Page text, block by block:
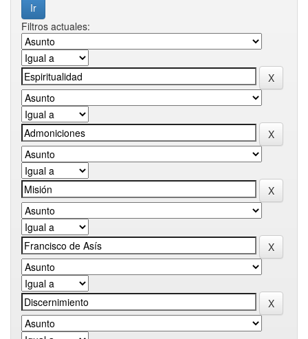
Filtros actuales: